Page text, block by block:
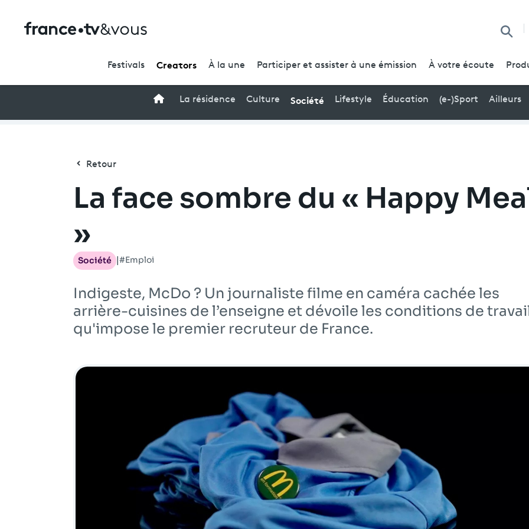
Festivals Creators À la une Participer et assister à une émission À votre écoute
Accueil
La résidence Culture Société Lifestyle Éducation (e-)Sport Ailleurs
Retour
La face sombre du « Happy
»
Société #Emploi
Indigeste, McDo ? Un journaliste filme en caméra cachée les
arrière-cuisines de l’enseigne et dévoile les conditions de
qu'impose le premier recruteur de France.